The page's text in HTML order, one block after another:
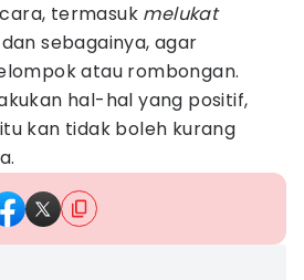
termasuk melukat
sebagainya, agar
atau rombongan.
hal-hal yang positif,
kan tidak boleh kurang